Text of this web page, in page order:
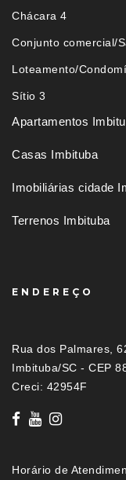
Chácara 4
Conjunto comercial/
Loteamento/
Sítio 3
Apartamentos
Casas Imbituba
Imobiliárias cidade
Terrenos Imbituba
ENDEREÇO
Rua dos Palmares,
Imbituba/SC - CEP
Creci: 42954F
Horário de